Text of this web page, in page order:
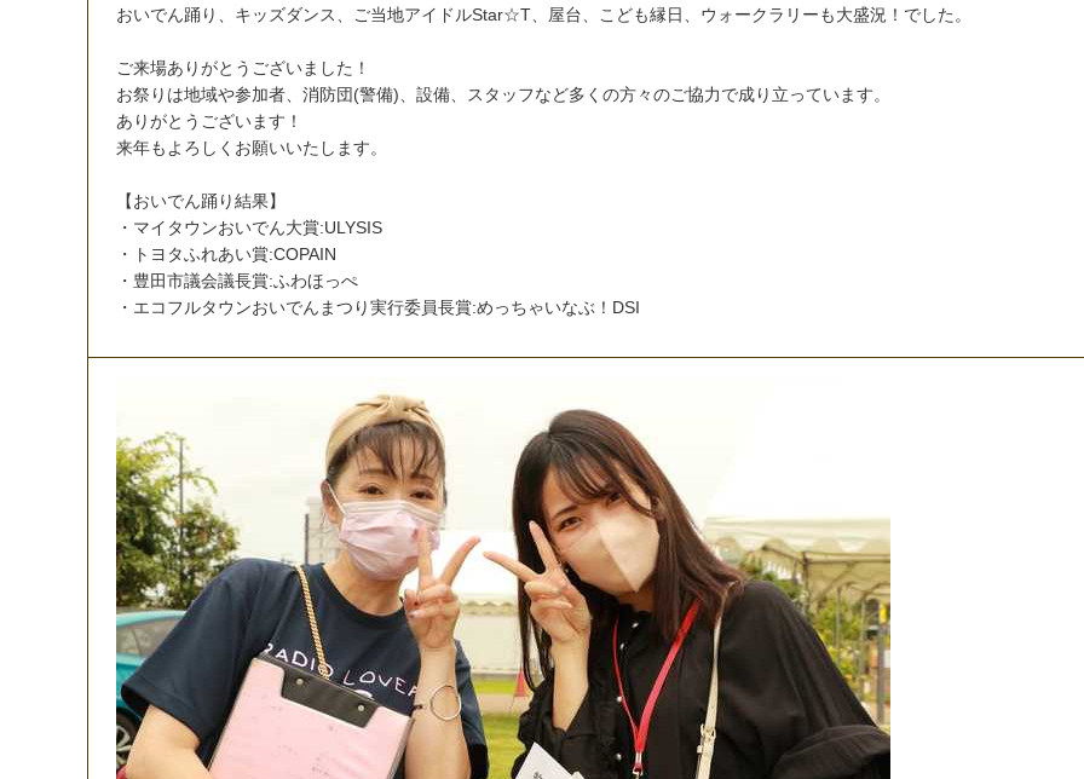
おいでん踊 り 、 キッズダンス、 ご当地アイ ドルStar☆T、 屋台、 こ ども縁日、 ウ ォークラ リ ーも大盛況 ！ でした。
ご来場あ りがと う ございま した ！
お祭 り は地域や参加者、 消防団(警備)、 設備、 ス タ ッフなど多 く の方々のご協力で成り 立っています。
あ りがと う ございます ！
来年もよ ろ し く お願いいた し ます。
【おいでん踊 り結果】
・ マイ タウ ンおいでん大賞:ULYSIS
・
ト ヨ タふれあい賞:COPAIN
・ 豊田市議会議長賞:ふわほっぺ
・ エコフルタウ ンおいでんまつ り実行委員長賞:めっちゃいなぶ ！ DSI